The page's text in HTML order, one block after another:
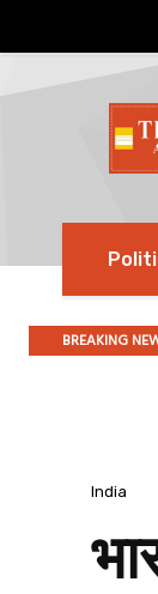
BREAKING
India